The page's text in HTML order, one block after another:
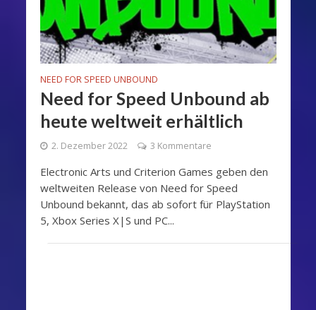
NEED FOR SPEED UNBOUND
Need for Speed Unbound ab
heute weltweit erhältlich
2. Dezember 2022 3 Kommentare
Electronic Arts und Criterion Games geben den
weltweiten Release von Need for Speed
Unbound bekannt, das ab sofort für PlayStation
5, Xbox Series X|S und PC...